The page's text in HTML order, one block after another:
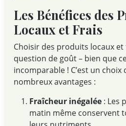
Les Bénéfices des
Locaux et Frais
Choisir des produits locaux et
question de goût – bien que
incomparable ! C’est un
nombreux avantages :
Fraîcheur inégalée : Les
matin même conservent